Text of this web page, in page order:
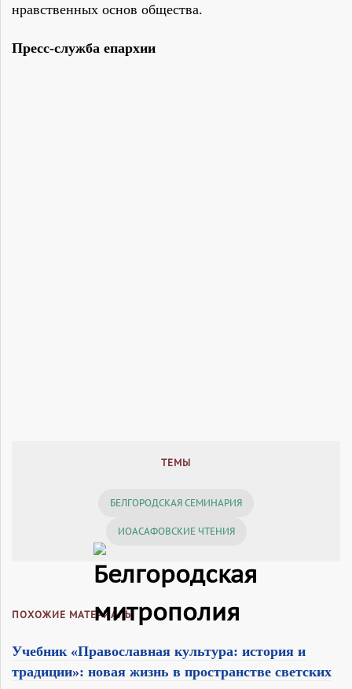
нравственных основ общества.
Пресс-служба епархии
ТЕМЫ
БЕЛГОРОДСКАЯ СЕМИНАРИЯ
ИОАСАФОВСКИЕ ЧТЕНИЯ
ПОХОЖИЕ МАТЕРИАЛЫ
Учебник «Православная культура: история и
традиции»: новая жизнь в пространстве светских